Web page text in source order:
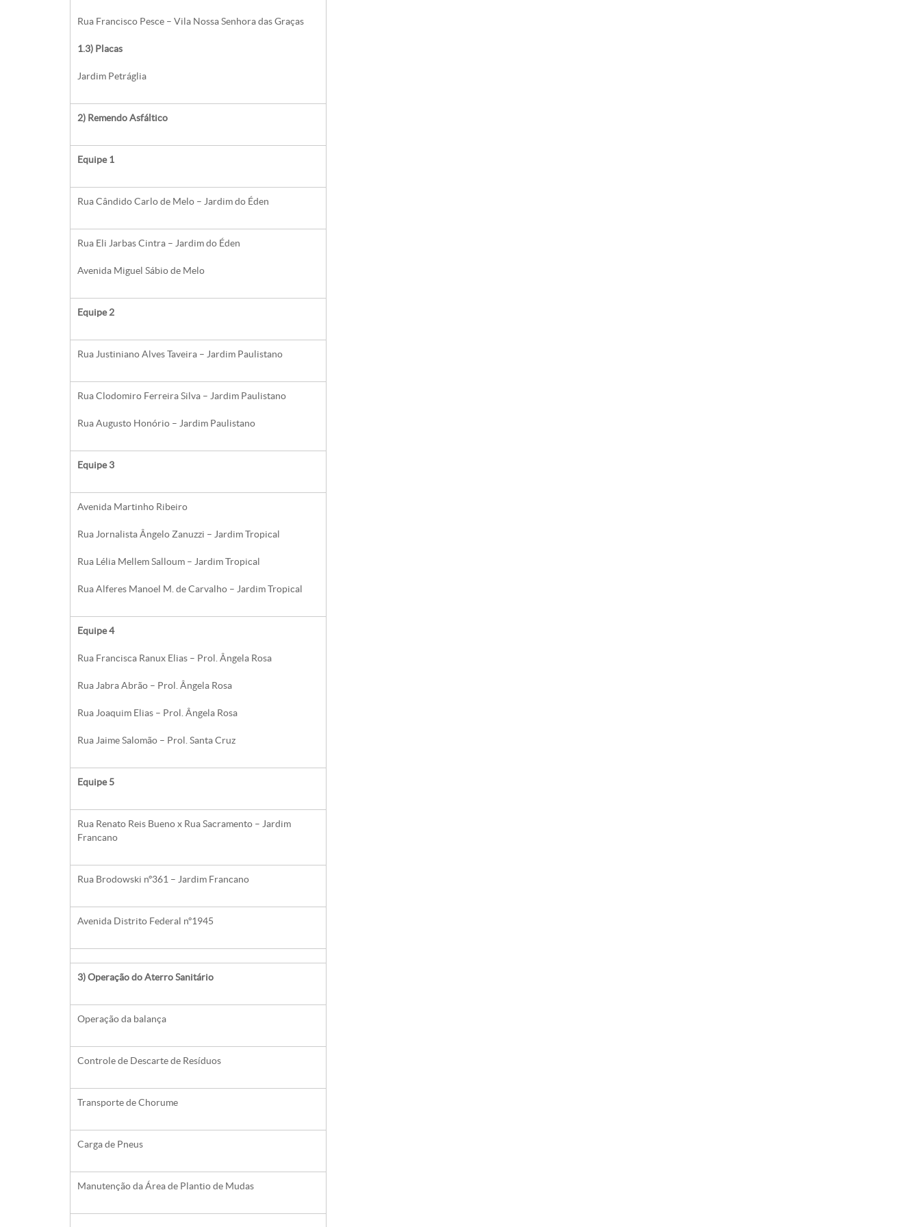
Rua Francisco Pesce – Vila Nossa Senhora das Graças
1.3) Placas
Jardim Petráglia
2) Remendo Asfáltico
Equipe 1
Rua Cândido Carlo de Melo – Jardim do Éden
Rua Eli Jarbas Cintra – Jardim do Éden
Avenida Miguel Sábio de Melo
Equipe 2
Rua Justiniano Alves Taveira – Jardim Paulistano
Rua Clodomiro Ferreira Silva – Jardim Paulistano
Rua Augusto Honório – Jardim Paulistano
Equipe 3
Avenida Martinho Ribeiro
Rua Jornalista Ângelo Zanuzzi – Jardim Tropical
Rua Lélia Mellem Salloum – Jardim Tropical
Rua Alferes Manoel M. de Carvalho – Jardim Tropical
Equipe 4
Rua Francisca Ranux Elias – Prol. Ângela Rosa
Rua Jabra Abrão – Prol. Ângela Rosa
Rua Joaquim Elias – Prol. Ângela Rosa
Rua Jaime Salomão – Prol. Santa Cruz
Equipe 5
Rua Renato Reis Bueno x Rua Sacramento – Jardim
Francano
Rua Brodowski nº361 – Jardim Francano
Avenida Distrito Federal nº1945
3) Operação do Aterro Sanitário
Operação da balança
Controle de Descarte de Resíduos
Transporte de Chorume
Carga de Pneus
Manutenção da Área de Plantio de Mudas